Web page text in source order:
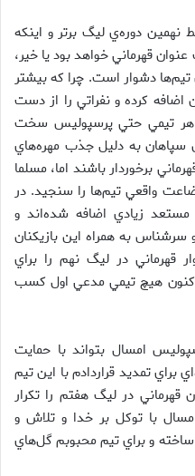
نهمين دوره‌ي ليگ برتر و اينكه
قهرماني خواهد بود يا خير،
دشوار است. چرا كه بيشتر
اضافه كرده و نفراتي را از دست
هر تيمي حتي پرسپوليس سخت
به دليل جذب مهره‌هاي
برخوردار باشند اما، مسلما
واقعي تيم‌ها را سنجيد. در
زيادي اضافه شده‌اند و
سرشناس به همراه اين بازيكنان
قهرماني در ليگ نهم را براي
هيچ تيمي مدعي اول كسب
امسال بتواند با حمايت
تمديد قراردادم با اين تيم
در ليگ هفتم را تكرار
با توكل بر خدا و تلاش و
و براي تيم محبوبم گل‌هاي